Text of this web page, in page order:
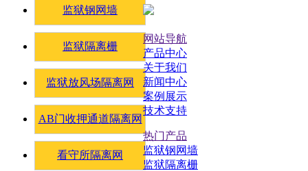
监狱钢网墙
监狱隔离栅
监狱放风场隔离网
AB门收押通道隔离网
看守所隔离网
网站导航
产品中心
关于我们
新闻中心
案例展示
技术支持
热门产品
监狱钢网墙
监狱隔离栅